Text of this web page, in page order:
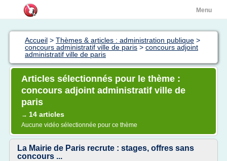
Menu
Accueil > Thèmes & articles : administration publique >
concours administratif ville de paris > concours adjoint
administratif ville de paris
Articles sélectionnés pour le thème :
concours adjoint administratif ville de
paris
→ 14 articles
Aucune vidéo sélectionnée pour ce thème
La Mairie de Paris recrute : stages, offres sans
concours ...